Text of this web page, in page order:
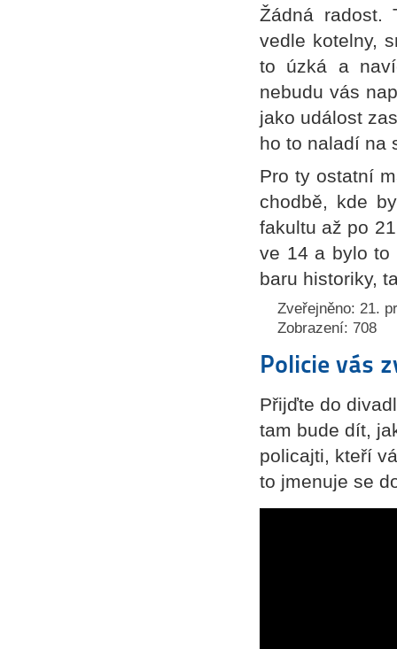
Žádná radost.
vedle kotelny,
to úzká a
nebudu vás
jako událost
ho to naladí na
Pro ty ostatní
chodbě, kde
fakultu až po
ve 14 a bylo to
baru historiky,
Zveřejněno: 21.
Zobrazení: 708
Policie vás
Přijďte do
tam bude dít,
policajti, kteří
to jmenuje se